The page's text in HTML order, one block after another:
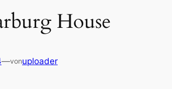
House
—vonuploader